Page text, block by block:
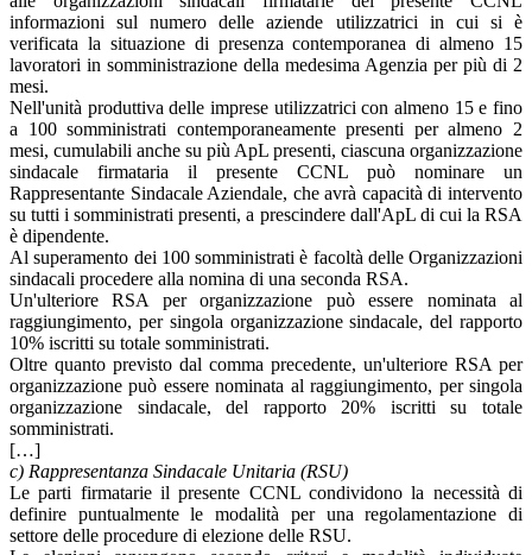
informazioni sul numero delle aziende utilizzatrici in cui si è
verificata la situazione di presenza contemporanea di almeno 15
lavoratori in somministrazione della medesima Agenzia per più di 2
mesi.
Nell'unità produttiva delle imprese utilizzatrici con almeno 15 e fino
a 100 somministrati contemporaneamente presenti per almeno 2
mesi, cumulabili anche su più ApL presenti, ciascuna organizzazione
sindacale firmataria il presente CCNL può nominare un
Rappresentante Sindacale Aziendale, che avrà capacità di intervento
su tutti i somministrati presenti, a prescindere dall'ApL di cui la RSA
è dipendente.
Al superamento dei 100 somministrati è facoltà delle Organizzazioni
sindacali procedere alla nomina di una seconda RSA.
Un'ulteriore RSA per organizzazione può essere nominata al
raggiungimento, per singola organizzazione sindacale, del rapporto
10% iscritti su totale somministrati.
Oltre quanto previsto dal comma precedente, un'ulteriore RSA per
organizzazione può essere nominata al raggiungimento, per singola
organizzazione sindacale, del rapporto 20% iscritti su totale
somministrati.
[…]
c) Rappresentanza Sindacale Unitaria (RSU)
Le parti firmatarie il presente CCNL condividono la necessità di
definire puntualmente le modalità per una regolamentazione di
settore delle procedure di elezione delle RSU.